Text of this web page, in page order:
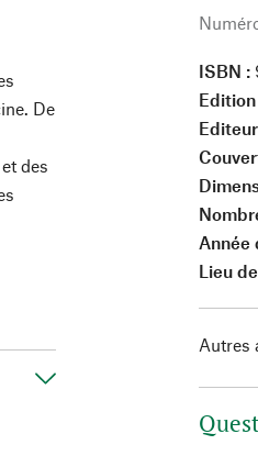
De
des
ISBN :
Année
Lieu
Autres